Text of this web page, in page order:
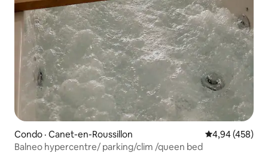
Condo · Canet-en-Roussillon Note
4,94 (458)
Balneo hypercentre/ parking/clim /queen bed